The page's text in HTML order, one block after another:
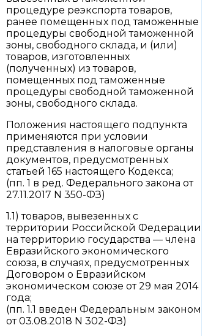
процедуре реэкспорта товаров,
ранее помещенных под таможенные
процедуры свободной таможенной
зоны, свободного склада, и (или)
товаров, изготовленных
(полученных) из товаров,
помещенных под таможенные
процедуры свободной таможенной
зоны, свободного склада.
Положения настоящего подпункта
применяются при условии
представления в налоговые органы
документов, предусмотренных
статьей 165 настоящего Кодекса;
(пп. 1 в ред. Федерального закона от
27.11.2017 N 350-ФЗ)
1.1) товаров, вывезенных с
территории Российской Федерации
на территорию государства — члена
Евразийского экономического
союза, в случаях, предусмотренных
Договором о Евразийском
экономическом союзе от 29 мая 2014
года;
(пп. 1.1 введен Федеральным законом
от 03.08.2018 N 302-ФЗ)